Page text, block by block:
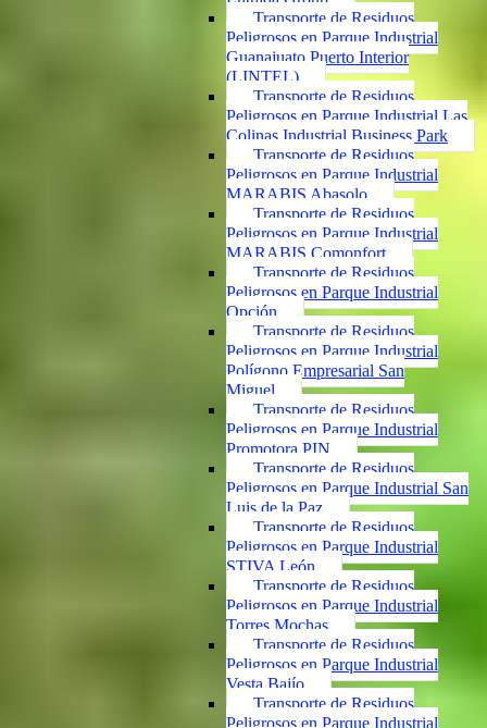
Transporte de Residuos
Peligrosos en Parque Industrial
Guanajuato Puerto Interior
(LINTEL)
Transporte de Residuos
Peligrosos en Parque Industrial Las
Colinas Industrial Business Park
Transporte de Residuos
Peligrosos en Parque Industrial
MARABIS Abasolo
Transporte de Residuos
Peligrosos en Parque Industrial
MARABIS Comonfort
Transporte de Residuos
Peligrosos en Parque Industrial
Opción
Transporte de Residuos
Peligrosos en Parque Industrial
Polígono Empresarial San
Miguel
Transporte de Residuos
Peligrosos en Parque Industrial
Promotora PIN
Transporte de Residuos
Peligrosos en Parque Industrial San
Luis de la Paz
Transporte de Residuos
Peligrosos en Parque Industrial
STIVA León
Transporte de Residuos
Peligrosos en Parque Industrial
Torres Mochas
Transporte de Residuos
Peligrosos en Parque Industrial
Vesta Bajío
Transporte de Residuos
Peligrosos en Parque Industrial